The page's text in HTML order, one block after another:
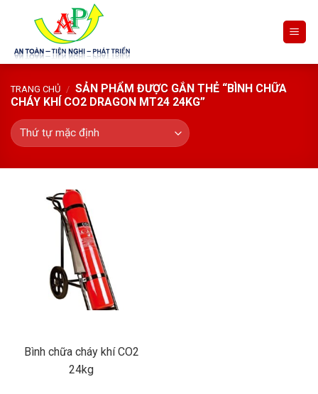
TRANG CHỦ / SẢN PHẨM ĐƯỢC GẮN THẺ “BÌNH CHỮA
CHÁY KHÍ CO2 DRAGON MT24 24KG”
Bình chữa cháy khí CO2
24kg